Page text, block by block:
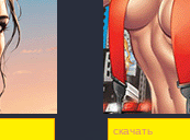
скачать